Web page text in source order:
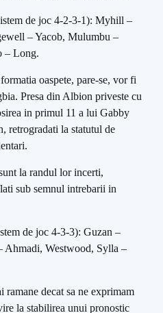
de joc 4-2-3-1): Myhill –
– Yacob, Mulumbu –
– Long.
oaspete, pare-se, vor fi
Presa din Albion priveste cu
in primul 11 a lui Gabby
retrogradati la statutul de
la randul lor incerti,
sub semnul intrebarii in
de joc 4-3-3): Guzan –
Ahmadi, Westwood, Sylla –
ramane decat sa ne exprimam
la stabilirea unui pronostic